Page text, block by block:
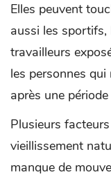
Elles peuvent
aussi les sportifs,
travailleurs
les personnes
après une période
Plusieurs
vieillissement
manque de